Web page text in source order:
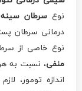
نوع سرطان سینه
درمانی سرطان
نوع خاصی از
منفی، نسبت به
اندازه تومور،